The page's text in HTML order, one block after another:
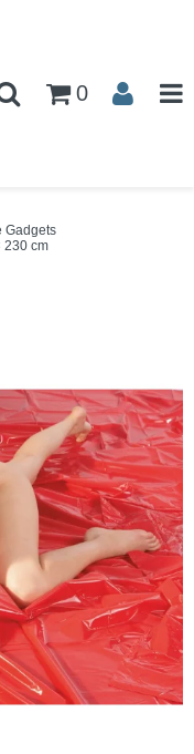
0
Gadgets
230 cm